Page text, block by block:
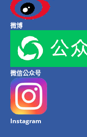
微博
微信公众号
Instagram